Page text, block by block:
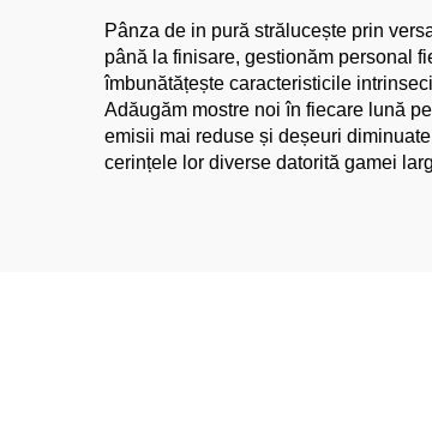
Băieţi şi Fete
Pânza de in pură strălucește prin
până la finisare, gestionăm personal
îmbunătățește caracteristicile
Adăugăm mostre noi în fiecare lună
emisii mai reduse și deșeuri
cerințele lor diverse datorită gamei